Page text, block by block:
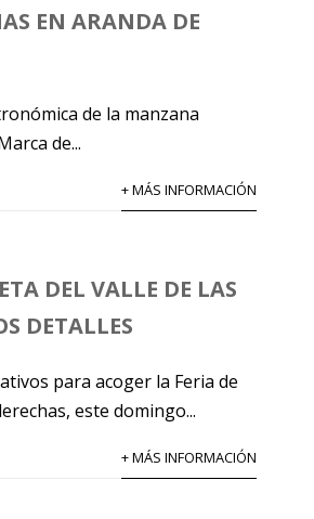
EN ARANDA DE
de la manzana
de...
+ MÁS INFORMACIÓN
DEL VALLE DE LAS
DETALLES
para acoger la Feria de
este domingo...
+ MÁS INFORMACIÓN